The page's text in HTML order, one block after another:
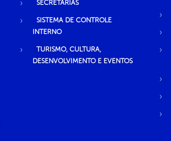
SECRETARIAS
SISTEMA DE CONTROLE
INTERNO
TURISMO, CULTURA,
DESENVOLVIMENTO E EVENTOS